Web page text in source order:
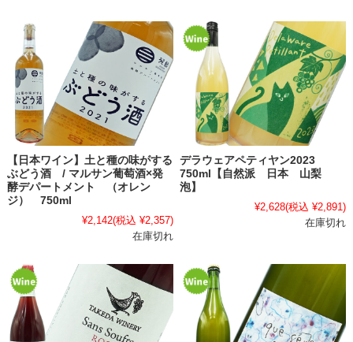
【日本ワイン】土と種の味がする
ぶどう酒 / マルサン葡萄酒×発
酵デパートメント （オレン
ジ） 750ml
¥2,142(税込 ¥2,357)
在庫切れ
デラウェアペティヤン2023
750ml【自然派 日本 山梨
泡】
¥2,628(税込 ¥2,891)
在庫切れ